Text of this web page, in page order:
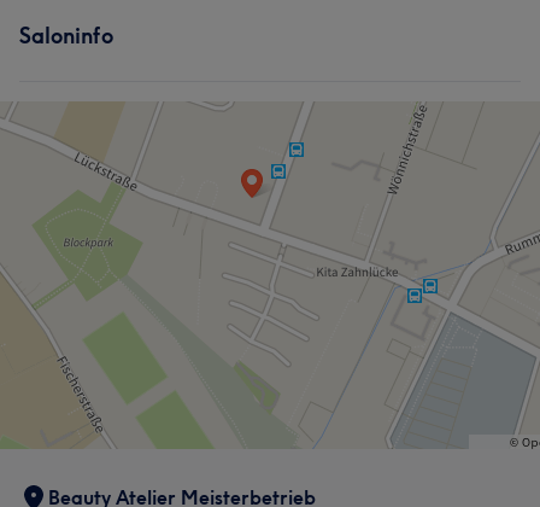
Saloninfo
Beauty Atelier Meisterbetrieb